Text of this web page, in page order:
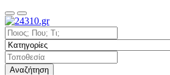
Αναζήτηση